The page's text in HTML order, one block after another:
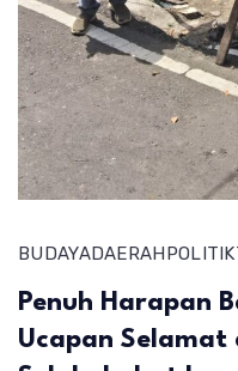
BUDAYADAERAH POLITIK
Penuh Harapan
Ucapan